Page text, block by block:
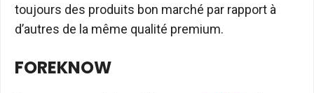
toujours des produits bon marché par rapport à
d’autres de la même qualité premium.
FOREKNOW